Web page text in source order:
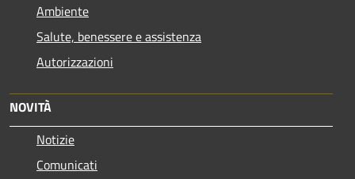
Ambiente
Salute, benessere e assistenza
Autorizzazioni
NOVITÀ
Notizie
Comunicati